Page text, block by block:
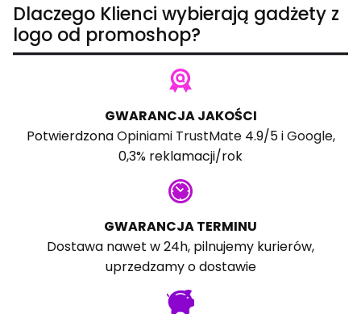
Dlaczego Klienci wybierają gadżety z
logo od promoshop?
GWARANCJA JAKOŚCI
PotwierdzonaOpiniami TrustMate4.9/5 iGoogle,
0,3% reklamacji/rok
GWARANCJA TERMINU
Dostawa nawet w 24h, pilnujemy kurierów,
uprzedzamy o dostawie